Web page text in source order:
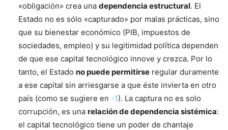
«obligación» crea una dependencia estructural. El
Estado no es sólo «capturado» por malas prácticas, sino
que su bienestar económico (PIB, impuestos de
sociedades, empleo) y su legitimidad política dependen
de que ese capital tecnológico innove y crezca. Por lo
tanto, el Estado no puede permitirse regular duramente
a ese capital sin arriesgarse a que éste invierta en otro
país (como se sugiere en -1). La captura no es solo
corrupción, es una relación de dependencia sistémica:
el capital tecnológico tiene un poder de chantaje